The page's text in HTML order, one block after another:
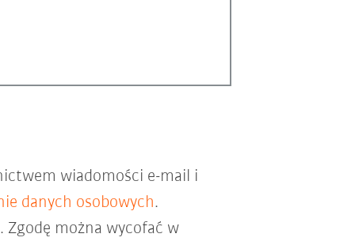
wiadomości e-mail i
danych osobowych.
można wycofać w